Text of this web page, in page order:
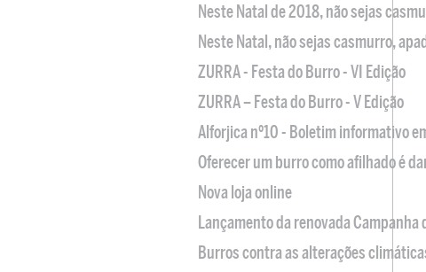
Neste Natal de 2018, não sejas
Neste Natal, não sejas casmurro,
ZURRA - Festa do Burro - VI Edição
ZURRA – Festa do Burro - V Edição
Alforjica nº10 - Boletim informativo
Oferecer um burro como afilhado é
Nova loja online
Lançamento da renovada
Burros contra as alterações